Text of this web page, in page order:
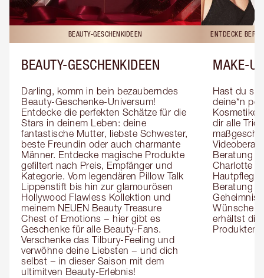
BEAUTY-GESCHENKIDEEN
BEAUTY-GESCHENKIDEEN
Darling, komm in bein bezauberndes
Beauty-Geschenke-Universum!
Entdecke die perfekten Schätze für die
Stars in deinem Leben: deine
fantastische Mutter, liebste Schwester,
beste Freundin oder auch charmante
Männer. Entdecke magische Produkte
gefiltert nach Preis, Empfänger und
Kategorie. Vom legendären Pillow Talk
Lippenstift bis hin zur glamourösen
Hollywood Flawless Kollektion und
meinem NEUEN Beauty Treasure
Chest of Emotions − hier gibt es
Geschenke für alle Beauty-Fans.
Verschenke das Tilbury-Feeling und
verwöhne deine Liebsten − und dich
selbst − in dieser Saison mit dem
ultimitven Beauty-Erlebnis!
ENTDECKE
MAKE-
Hast du
deine*n
dir alle
Beratung
Charlotte
Beratung
Wünsche
erhältst die